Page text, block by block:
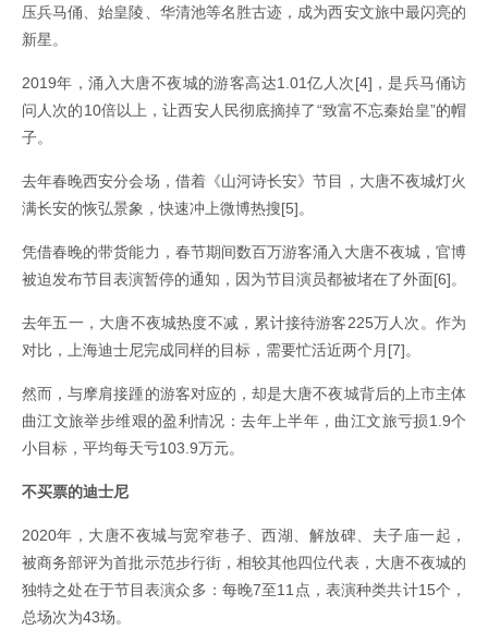
压兵马俑、始皇陵、华清池等名胜古迹，成为西安文旅中最闪亮的
新星。
2019年，涌入大唐不夜城的游客高达1.01亿人次[4]，是兵马俑访
问人次的10倍以上，让西安人民彻底摘掉了“致富不忘秦始皇”的帽
子。
去年春晚西安分会场，借着《山河诗长安》节目，大唐不夜城灯火
满长安的恢弘景象，快速冲上微博热搜[5]。
凭借春晚的带货能力，春节期间数百万游客涌入大唐不夜城，官博
被迫发布节目表演暂停的通知，因为节目演员都被堵在了外面[6]。
去年五一，大唐不夜城热度不减，累计接待游客225万人次。作为
对比，上海迪士尼完成同样的目标，需要忙活近两个月[7]。
然而，与摩肩接踵的游客对应的，却是大唐不夜城背后的上市主体
曲江文旅举步维艰的盈利情况：去年上半年，曲江文旅亏损1.9个
小目标，平均每天亏103.9万元。
不买票的迪士尼
2020年，大唐不夜城与宽窄巷子、西湖、解放碑、夫子庙一起，
被商务部评为首批示范步行街，相较其他四位代表，大唐不夜城的
独特之处在于节目表演众多：每晚7至11点，表演种类共计15个，
总场次为43场。